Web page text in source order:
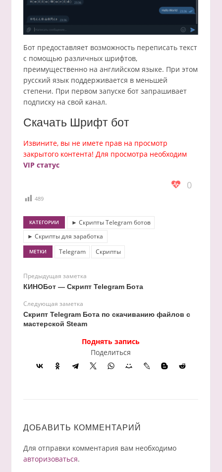
Бот предоставляет возможность переписать текст
с помощью различных шрифтов,
преимущественно на английском языке. При этом
русский язык поддерживается в меньшей
степени. При первом запуске бот запрашивает
подписку на свой канал.
Скачать Шрифт бот
Извините, вы не имете прав на просмотр
закрытого контента! Для просмотра необходим
VIP статус
0
489
КАТЕГОРИИ
► Скрипты Telegram ботов
► Скрипты для заработка
МЕТКИ Telegram Скрипты
Предыдущая заметка
КИНОБот — Скрипт Telegram Бота
Следующая заметка
Скрипт Telegram Бота по скачиванию файлов с
мастерской Steam
Поднять запись
Поделиться
ДОБАВИТЬ КОММЕНТАРИЙ
Для отправки комментария вам необходимо
авторизоваться.